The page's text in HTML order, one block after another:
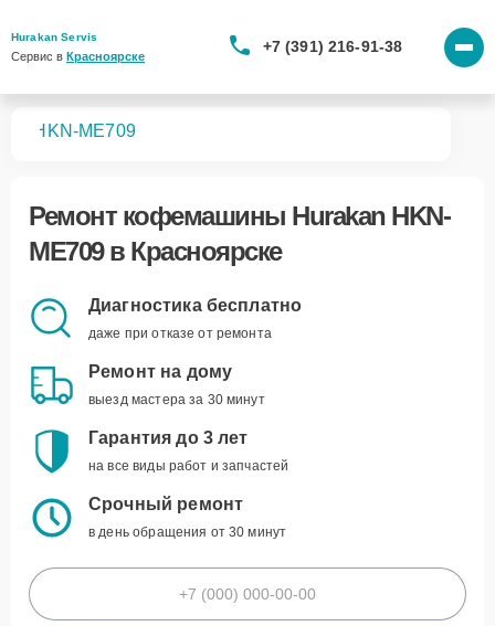
Hurakan Servis
Сервис в Красноярске
+7 (391) 216-91-38
HKN-ME709
Ремонт кофемашины Hurakan HKN-
ME709в Красноярске
Диагностика бесплатно
даже при отказе от ремонта
Ремонт на дому
выезд мастера за 30 минут
Гарантия до 3 лет
на все виды работ и запчастей
Срочный ремонт
в день обращения от 30 минут